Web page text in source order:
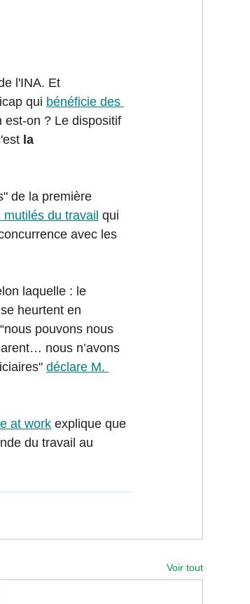
l'INA. Et
qui bénéficie des
on ? Le dispositif
la
de la première
du travail qui
avec les
laquelle : le
heurtent en
pouvons nous
nous n’avons
déclare M.
at work explique que
du travail au
Voir tout